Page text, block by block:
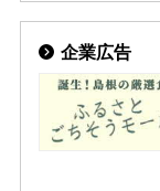
企業広告